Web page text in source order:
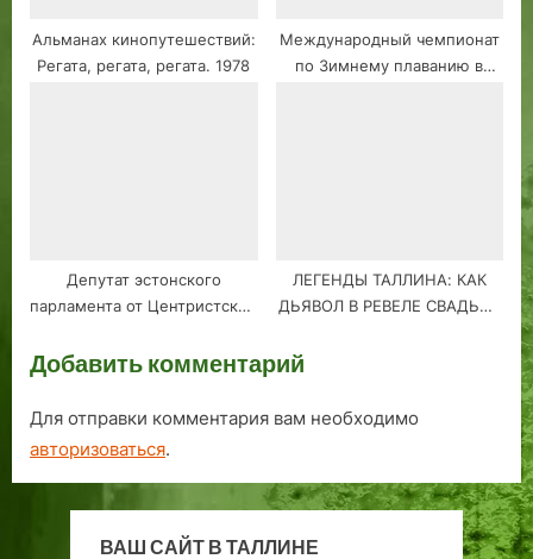
Альманах кинопутешествий:
Регата, регата, регата. 1978
Международный чемпионат
по Зимнему плаванию в
Депутат эстонского
парламента от Центристской
избирателей
ЛЕГЕНДЫ ТАЛЛИНА: КАК
ДЬЯВОЛ В РЕВЕЛЕ СВАДЬБУ
Добавить комментарий
Для отправки комментария вам необходимо
авторизоваться.
ВАШ САЙТ В ТАЛЛИНЕ